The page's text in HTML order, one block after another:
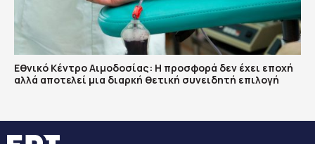
Εθνικό Κέντρο Αιμοδοσίας: H προσφορά δεν έχει εποχή
αλλά αποτελεί μια διαρκή θετική συνειδητή επιλογή